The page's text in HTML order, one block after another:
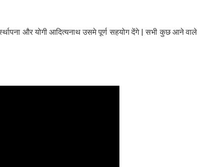
और योगी आदित्यनाथ उसमे पूर्ण सहयोग देंगे | सभी कुछ आने वाले